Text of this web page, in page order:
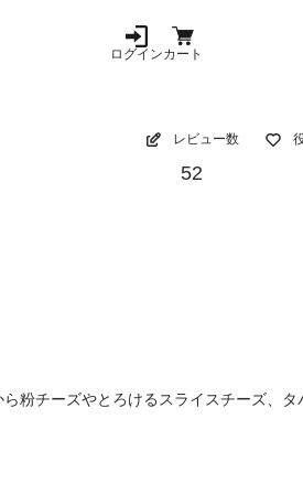
ログインカート
レビュー数
52
粉チーズやとろけるスライスチーズ、タ